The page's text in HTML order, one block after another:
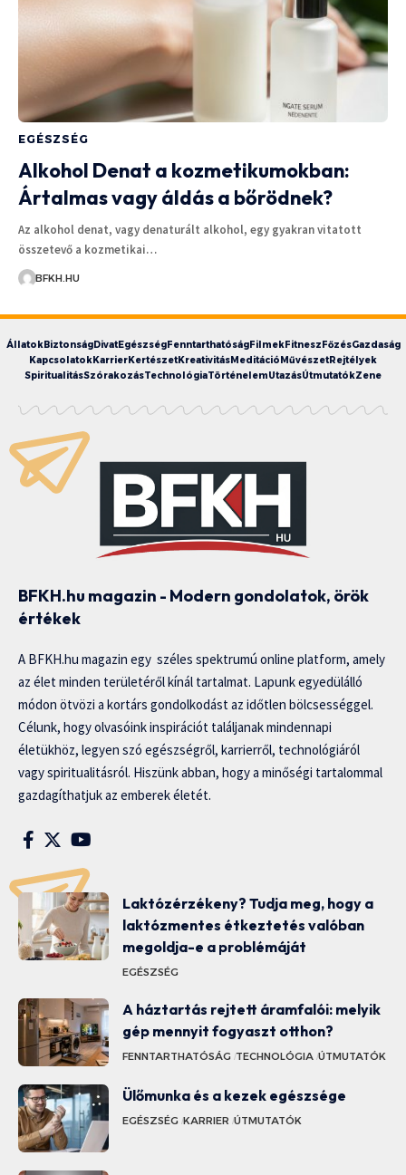
EGÉSZSÉG
Alkohol Denat a kozmetikumokban:
Ártalmas vagy áldás a bőrödnek?
Az alkohol denat, vagy denaturált alkohol, egy gyakran vitatott
összetevő a kozmetikai…
BFKH.HU
ÁllatokBiztonságDivatEgészségFenntarthatóságFilmekFitneszFőzésGazdaság
KapcsolatokKarrierKertészetKreativitásMeditációMűvészetRejtélyek
SpiritualitásSzórakozásTechnológiaTörténelemUtazásÚtmutatókZene
BFKH.hu magazin - Modern gondolatok, örök
értékek
A BFKH.hu magazin egy széles spektrumú online platform, amely
az élet minden területéről kínál tartalmat. Lapunk egyedülálló
módon ötvözi a kortárs gondolkodást az időtlen bölcsességgel.
Célunk, hogy olvasóink inspirációt találjanak mindennapi
életükhöz, legyen szó egészségről, karrierről, technológiáról
vagy spiritualitásról. Hiszünk abban, hogy a minőségi tartalommal
gazdagíthatjuk az emberek életét.
Laktózérzékeny? Tudja meg, hogy a
laktózmentes étkeztetés valóban
megoldja-e a problémáját
EGÉSZSÉG
A háztartás rejtett áramfalói: melyik
gép mennyit fogyaszt otthon?
FENNTARTHATÓSÁG TECHNOLÓGIA ÚTMUTATÓK
Ülőmunka és a kezek egészsége
EGÉSZSÉG KARRIER ÚTMUTATÓK